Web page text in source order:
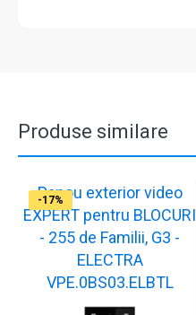
Produse similare
-17%
Panou exterior video
EXPERT pentru BLOCURI
- 255 de Familii, G3 -
ELECTRA
VPE.0BS03.ELBTL
-17%
-17%
-17%
-17%
-17%